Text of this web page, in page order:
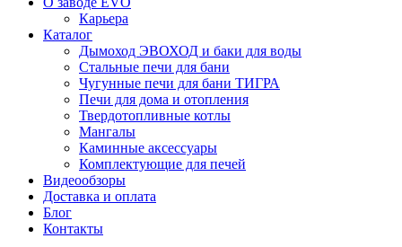
Карьера
Каталог
Дымоход ЭВОХОД и баки для воды
Стальные печи для бани
Чугунные печи для бани ТИГРА
Печи для дома и отопления
Твердотопливные котлы
Мангалы
Каминные аксессуары
Комплектующие для печей
Видеообзоры
Доставка и оплата
Блог
Контакты